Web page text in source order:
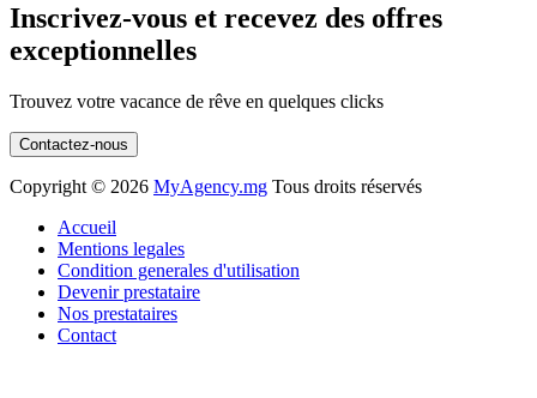
Inscrivez-vous et recevez des offres
exceptionnelles
Trouvez votre vacance de rêve en quelques clicks
Contactez-nous
Copyright © 2026 MyAgency.mg Tous droits réservés
Accueil
Mentions legales
Condition generales d'utilisation
Devenir prestataire
Nos prestataires
Contact